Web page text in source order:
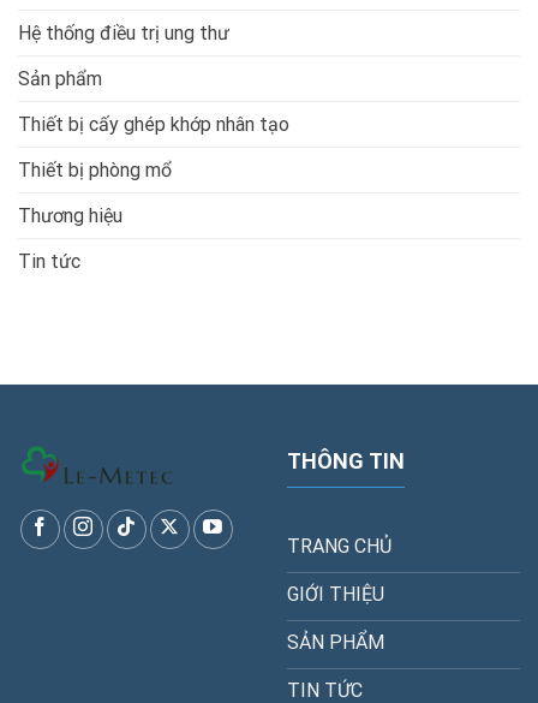
Hệ thống điều trị ung thư
Sản phẩm
Thiết bị cấy ghép khớp nhân tạo
Thiết bị phòng mổ
Thương hiệu
Tin tức
THÔNG TIN
TRANG CHỦ
GIỚI THIỆU
SẢN PHẨM
TIN TỨC